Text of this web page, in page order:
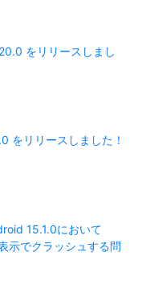
をリリースしまし
をリリースしました！
15.1.0において
示でクラッシュする問